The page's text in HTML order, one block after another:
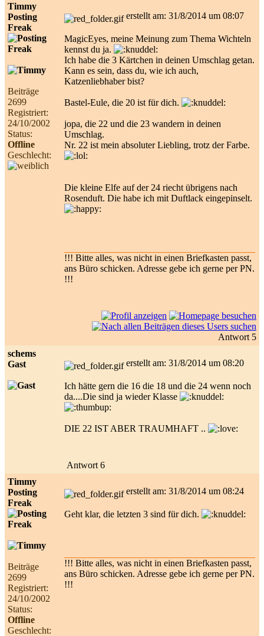
Timmy
Posting
Freak
Beiträge
2699
Registriert:
24/10/2002
Status:
Offline
Geschlecht:
erstellt am: 31/8/2014 um 08:07
MagicEyes, meine Meinung zum Thema Wichteln
kennst du ja.
Ich habe die 3 Kärtchen in deinen Umschlag getan.
Kann es sein, dass du, wie ich auch,
Katzenliebhaber bist?
Bastel-Eule, die 20 ist für dich.
jopa, die 22 und die 23 wandern in deinen
Umschlag.
Nr. 22 ist mein absoluter Liebling, trotz der Farbe.
Die kleine Elfe auf der 24 riecht übrigens nach
Rosenduft. Die habe ich mit Duftlack eingepinselt.
!!! Bitte alles, was nicht in einen Briefkasten passt,
ans Büro schicken. Adresse gebe ich gerne per PN.
!!!
Antwort 5
schems
Gast
erstellt am: 31/8/2014 um 08:20
Ich hätte gern die 16 die 18 und die 24 wenn noch
da....Die sind ja wieder Klasse
DIE 22 IST ABER TRAUMHAFT ..
Antwort 6
Timmy
Posting
Freak
Beiträge
2699
Registriert:
24/10/2002
Status:
Offline
Geschlecht:
erstellt am: 31/8/2014 um 08:24
Geht klar, die letzten 3 sind für dich.
!!! Bitte alles, was nicht in einen Briefkasten passt,
ans Büro schicken. Adresse gebe ich gerne per PN.
!!!